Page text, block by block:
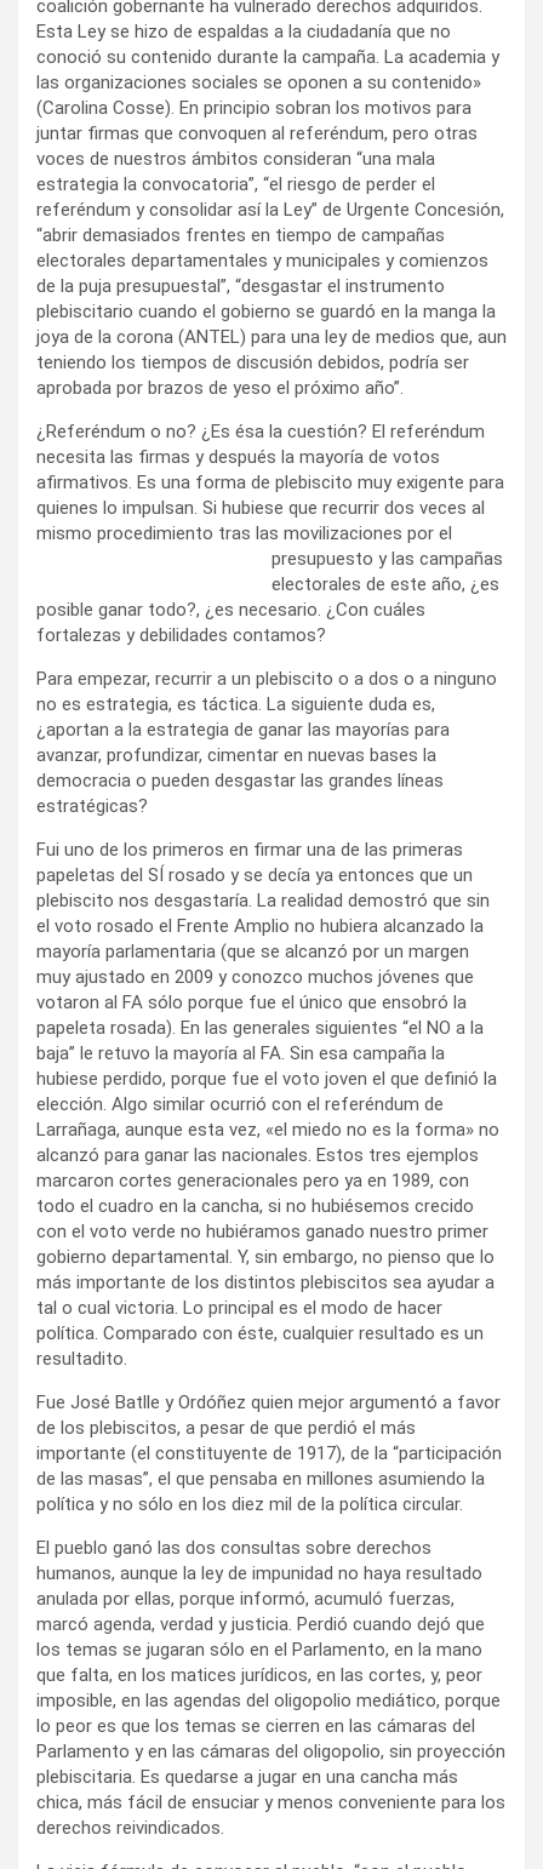
coalición gobernante ha vulnerado derechos adquiridos.
Esta Ley se hizo de espaldas a la ciudadanía que no
conoció su contenido durante la campaña. La academia y
las organizaciones sociales se oponen a su contenido»
(Carolina Cosse). En principio sobran los motivos para
juntar firmas que convoquen al referéndum, pero otras
voces de nuestros ámbitos consideran “una mala
estrategia la convocatoria”, “el riesgo de perder el
referéndum y consolidar así la Ley” de Urgente Concesión,
“abrir demasiados frentes en tiempo de campañas
electorales departamentales y municipales y comienzos
de la puja presupuestal”, “desgastar el instrumento
plebiscitario cuando el gobierno se guardó en la manga la
joya de la corona (ANTEL) para una ley de medios que, aun
teniendo los tiempos de discusión debidos, podría ser
aprobada por brazos de yeso el próximo año”.
¿Referéndum o no? ¿Es ésa la cuestión? El referéndum
necesita las firmas y después la mayoría de votos
afirmativos. Es una forma de plebiscito muy exigente para
quienes lo impulsan. Si hubiese que recurrir dos veces al
mismo procedimiento tras las movilizaciones por el
presupuesto y las campañas
electorales de este año, ¿es
posible ganar todo?, ¿es necesario. ¿Con cuáles
fortalezas y debilidades contamos?
Para empezar, recurrir a un plebiscito o a dos o a ninguno
no es estrategia, es táctica. La siguiente duda es,
¿aportan a la estrategia de ganar las mayorías para
avanzar, profundizar, cimentar en nuevas bases la
democracia o pueden desgastar las grandes líneas
estratégicas?
Fui uno de los primeros en firmar una de las primeras
papeletas del SÍ rosado y se decía ya entonces que un
plebiscito nos desgastaría. La realidad demostró que sin
el voto rosado el Frente Amplio no hubiera alcanzado la
mayoría parlamentaria (que se alcanzó por un margen
muy ajustado en 2009 y conozco muchos jóvenes que
votaron al FA sólo porque fue el único que ensobró la
papeleta rosada). En las generales siguientes “el NO a la
baja” le retuvo la mayoría al FA. Sin esa campaña la
hubiese perdido, porque fue el voto joven el que definió la
elección. Algo similar ocurrió con el referéndum de
Larrañaga, aunque esta vez, «el miedo no es la forma» no
alcanzó para ganar las nacionales. Estos tres ejemplos
marcaron cortes generacionales pero ya en 1989, con
todo el cuadro en la cancha, si no hubiésemos crecido
con el voto verde no hubiéramos ganado nuestro primer
gobierno departamental. Y, sin embargo, no pienso que lo
más importante de los distintos plebiscitos sea ayudar a
tal o cual victoria. Lo principal es el modo de hacer
política. Comparado con éste, cualquier resultado es un
resultadito.
Fue José Batlle y Ordóñez quien mejor argumentó a favor
de los plebiscitos, a pesar de que perdió el más
importante (el constituyente de 1917), de la “participación
de las masas”, el que pensaba en millones asumiendo la
política y no sólo en los diez mil de la política circular.
El pueblo ganó las dos consultas sobre derechos
humanos, aunque la ley de impunidad no haya resultado
anulada por ellas, porque informó, acumuló fuerzas,
marcó agenda, verdad y justicia. Perdió cuando dejó que
los temas se jugaran sólo en el Parlamento, en la mano
que falta, en los matices jurídicos, en las cortes, y, peor
imposible, en las agendas del oligopolio mediático, porque
lo peor es que los temas se cierren en las cámaras del
Parlamento y en las cámaras del oligopolio, sin proyección
plebiscitaria. Es quedarse a jugar en una cancha más
chica, más fácil de ensuciar y menos conveniente para los
derechos reivindicados.